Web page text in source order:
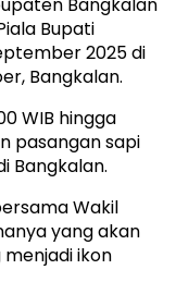
Bupati
2025 di
Bangkalan.
WIB hingga
pasangan sapi
Bangkalan.
Wakil
yang akan
ikon